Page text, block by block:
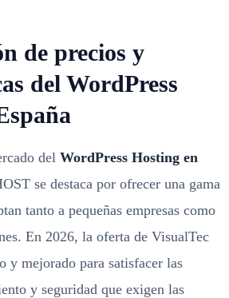
de precios y
del WordPress
del WordPress Hosting en
se destaca por ofrecer una gama
tanto a pequeñas empresas como
En 2026, la oferta de VisualTec
y mejorado para satisfacer las
y seguridad que exigen las